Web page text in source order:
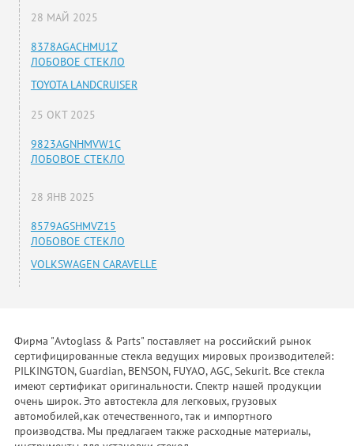
28 МАЙ 2025
8378AGACHMU1Z
ЛОБОВОЕ СТЕКЛО
TOYOTA LANDCRUISER
25 ОКТ 2025
9823AGNHMVW1C
ЛОБОВОЕ СТЕКЛО
28 ЯНВ 2025
8579AGSHMVZ15
ЛОБОВОЕ СТЕКЛО
VOLKSWAGEN CARAVELLE
Фирма "Avtoglass & Parts" поставляет на российский рынок
сертифицированные стекла ведущих мировых производителей:
PILKINGTON, Guardian, BENSON, FUYAO, AGC, Sekurit. Все стекла
имеют сертификат оригинальности. Спектр нашей продукции
очень широк. Это автостекла для легковых, грузовых
автомобилей,как отечественного, так и импортного
производства. Мы предлагаем также расходные материалы,